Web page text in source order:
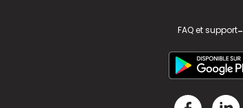
FAQ et support-